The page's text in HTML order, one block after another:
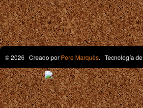
© 2026 Creado por Pere Marquès. Tecnología de